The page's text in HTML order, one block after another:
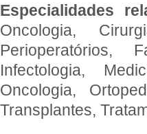
Especialidades
Oncologia,
Perioperatórios,
Infectologia,
Oncologia,
Transplantes,